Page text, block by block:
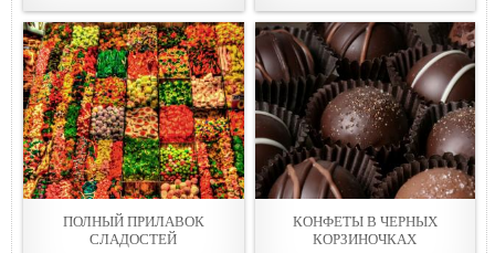
ПОЛНЫЙ ПРИЛАВОК
СЛАДОСТЕЙ
КОНФЕТЫ В ЧЕРНЫХ
КОРЗИНОЧКАХ